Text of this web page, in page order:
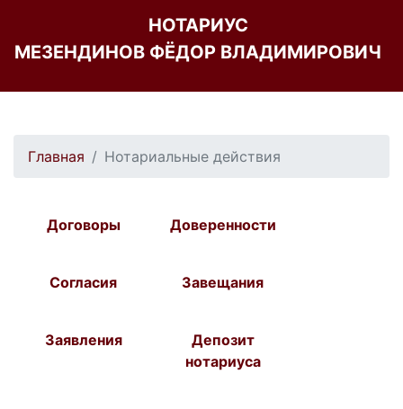
НОТАРИУС
МЕЗЕНДИНОВ ФЁДОР ВЛАДИМИРОВИЧ
Главная Нотариальные действия
Договоры Доверенности
Согласия Завещания
Заявления
Депозит
нотариуса